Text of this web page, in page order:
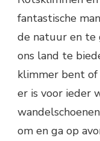
fantastische
de natuur en te
ons land te
klimmer bent
er is voor ieder
om en ga op